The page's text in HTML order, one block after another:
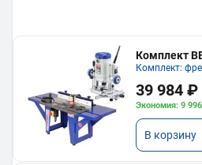
Комплект
Комплект:
39 984 ₽
Экономия: 9
В корзину